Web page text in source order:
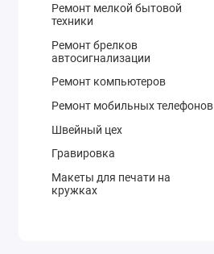
Ремонт мелкой бытовой
техники
Ремонт брелков
автосигнализации
Ремонт компьютеров
Ремонт мобильных телефонов
Швейный цех
Гравировка
Макеты для печати на
кружках